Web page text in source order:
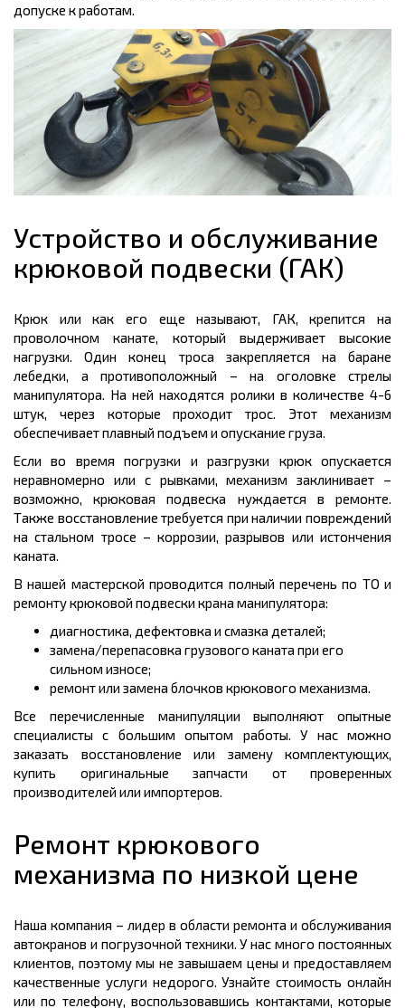
допуске к работам.
Устройство и обслуживание
крюковой подвески (ГАК)
Крюк или как его еще называют, ГАК, крепится на
проволочном канате, который выдерживает высокие
нагрузки. Один конец троса закрепляется на баране
лебедки, а противоположный – на оголовке стрелы
манипулятора. На ней находятся ролики в количестве 4-6
штук, через которые проходит трос. Этот механизм
обеспечивает плавный подъем и опускание груза.
Если во время погрузки и разгрузки крюк опускается
неравномерно или с рывками, механизм заклинивает –
возможно, крюковая подвеска нуждается в ремонте.
Также восстановление требуется при наличии повреждений
на стальном тросе – коррозии, разрывов или истончения
каната.
В нашей мастерской проводится полный перечень по ТО и
ремонту крюковой подвески крана манипулятора:
диагностика, дефектовка и смазка деталей;
замена/перепасовка грузового каната при его
сильном износе;
ремонт или замена блочков крюкового механизма.
Все перечисленные манипуляции выполняют опытные
специалисты с большим опытом работы. У нас можно
заказать восстановление или замену комплектующих,
купить оригинальные запчасти от проверенных
производителей или импортеров.
Ремонт крюкового
механизма по низкой цене
Наша компания – лидер в области ремонта и обслуживания
автокранов и погрузочной техники. У нас много постоянных
клиентов, поэтому мы не завышаем цены и предоставляем
качественные услуги недорого. Узнайте стоимость онлайн
или по телефону, воспользовавшись контактами, которые